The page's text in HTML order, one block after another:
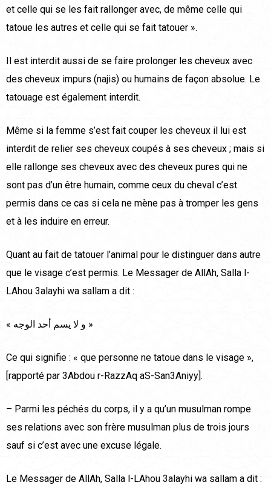
et celle qui se les fait rallonger avec, de même celle qui
tatoue les autres et celle qui se fait tatouer ».
Il est interdit aussi de se faire prolonger les cheveux avec
des cheveux impurs (najis) ou humains de façon absolue. Le
tatouage est également interdit.
Même si la femme s’est fait couper les cheveux il lui est
interdit de relier ses cheveux coupés à ses cheveux ; mais si
elle rallonge ses cheveux avec des cheveux pures qui ne
sont pas d’un être humain, comme ceux du cheval c’est
permis dans ce cas si cela ne mène pas à tromper les gens
et à les induire en erreur.
Quant au fait de tatouer l’animal pour le distinguer dans autre
que le visage c’est permis. Le Messager de AllAh, Salla l-
LAhou 3alayhi wa sallam a dit :
« و لا يسم أحد الوجه »
Ce qui signifie : « que personne ne tatoue dans le visage »,
[rapporté par 3Abdou r-RazzAq aS-San3Aniyy].
– Parmi les péchés du corps, il y a qu’un musulman rompe
ses relations avec son frère musulman plus de trois jours
sauf si c’est avec une excuse légale.
Le Messager de AllAh, Salla l-LAhou 3alayhi wa sallam a dit :